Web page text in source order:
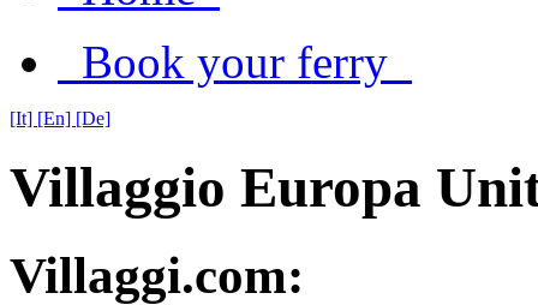
Book your ferry
[It] [En] [De]
Villaggio Europa
Villaggi.com: